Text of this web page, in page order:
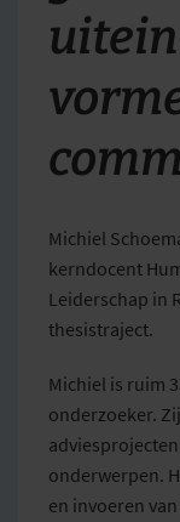
Michiel
kerndocent
Leiderschap in
thesistraject.
Michiel is ruim
onderzoeker.
onderwerpen.
en invoeren